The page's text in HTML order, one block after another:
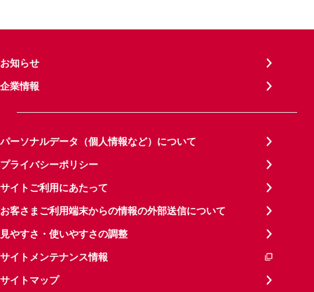
お知らせ
企業情報
パーソナルデータ（個人情報など）について
プライバシーポリシー
サイトご利用にあたって
お客さまご利用端末からの情報の外部送信について
見やすさ・使いやすさの調整
サイトメンテナンス情報
サイトマップ